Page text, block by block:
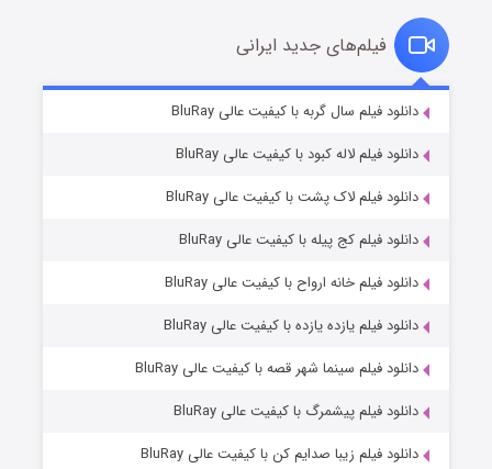
قسمت۶ (زیرنویس) منتشر شد
فیلم‌های جدید ایرانی
دانلود فیلم سال گربه با کیفیت عالی BluRay
دانلود فیلم لاله کبود با کیفیت عالی BluRay
دانلود فیلم لاک پشت با کیفیت عالی BluRay
دانلود فیلم کج‌ پیله با کیفیت عالی BluRay
دانلود فیلم خانه ارواح با کیفیت عالی BluRay
دانلود فیلم یازده یازده با کیفیت عالی BluRay
دانلود فیلم سینما شهر قصه با کیفیت عالی BluRay
دانلود فیلم پیشمرگ با کیفیت عالی BluRay
دانلود فیلم زیبا صدایم کن با کیفیت عالی BluRay